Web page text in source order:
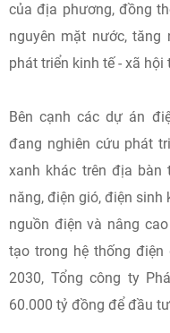
của địa phương, đồng
nguyên mặt nước,
phát triển kinh tế - xã hội
Bên cạnh các dự án
đang nghiên cứu phát
xanh khác trên địa
năng, điện gió, điện
nguồn điện và nâng
tạo trong hệ thống
2030, Tổng công ty
60.000 tỷ đồng để đầu